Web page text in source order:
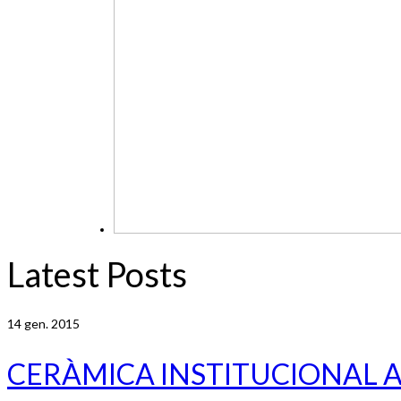
Latest Posts
14gen. 2015
CERÀMICA INSTITUCIONAL